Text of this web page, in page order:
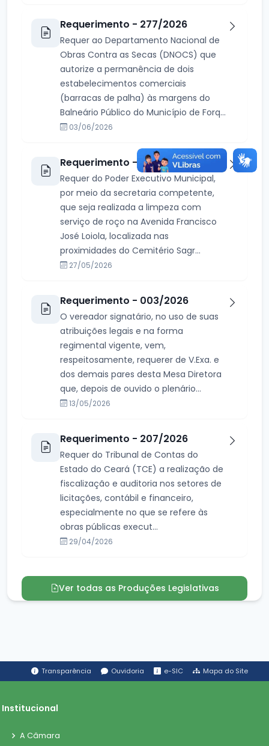
Requerimento - 277/2026
Requer ao Departamento Nacional de
Obras Contra as Secas (DNOCS) que
autorize a permanência de dois
estabelecimentos comerciais
(barracas de palha) às margens do
Balneário Público do Município de Forq...
03/06/2026
Requerimento - 261/2026
Requer do Poder Executivo Municipal,
por meio da secretaria competente,
que seja realizada a limpeza com
serviço de roço na Avenida Francisco
José Loiola, localizada nas
proximidades do Cemitério Sagr...
27/05/2026
Requerimento - 003/2026
O vereador signatário, no uso de suas
atribuições legais e na forma
regimental vigente, vem,
respeitosamente, requerer de V.Exa. e
dos demais pares desta Mesa Diretora
que, depois de ouvido o plenário...
13/05/2026
Requerimento - 207/2026
Requer do Tribunal de Contas do
Estado do Ceará (TCE) a realização de
fiscalização e auditoria nos setores de
licitações, contábil e financeiro,
especialmente no que se refere às
obras públicas execut...
29/04/2026
Ver todas as Produções Legislativas
Transparência Ouvidoria e-SIC Mapa do Site
Institucional
A Câmara